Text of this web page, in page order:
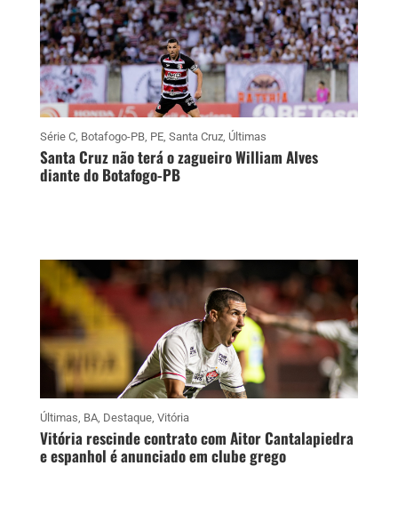
Série C, Botafogo-PB, PE, Santa Cruz, Últimas
Santa Cruz não terá o zagueiro William Alves
diante do Botafogo-PB
Últimas, BA, Destaque, Vitória
Vitória rescinde contrato com Aitor Cantalapiedra
e espanhol é anunciado em clube grego